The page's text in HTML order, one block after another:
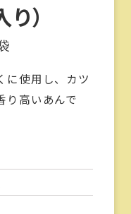
）
に使用し、カツ
り高いあんで